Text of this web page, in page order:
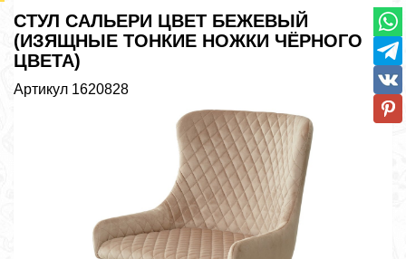
СТУЛ САЛЬЕРИ ЦВЕТ БЕЖЕВЫЙ
(ИЗЯЩНЫЕ ТОНКИЕ НОЖКИ ЧЁРНОГО
ЦВЕТА)
Артикул 1620828